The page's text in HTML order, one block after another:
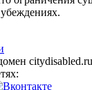
citydisabled.ru